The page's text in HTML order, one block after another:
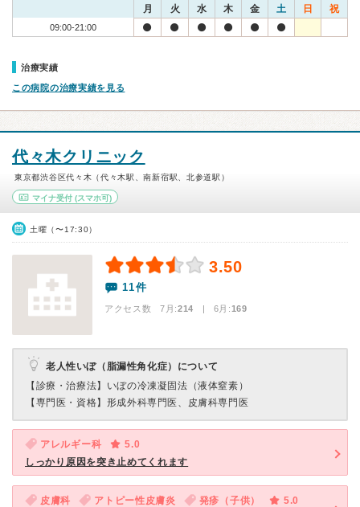
月 火 水 木 金 土 日 祝
09:00-21:00
治療実績
この病院の治療実績を見る
代々木クリニック
東京都渋谷区代々木（代々木駅、南新宿駅、北参道駅）
マイナ受付 (スマホ可)
土曜（〜17:30）
3.50
11件
アクセス数 7月:214 | 6月:169
老人性いぼ（脂漏性角化症）について
【診療・治療法】 いぼの冷凍凝固法（液体窒素）
【専門医・資格】 形成外科専門医、皮膚科専門医
アレルギー科
5.0
しっかり原因を突き止めてくれます
皮膚科 アトピー性皮膚炎 発疹（子供）
5.0